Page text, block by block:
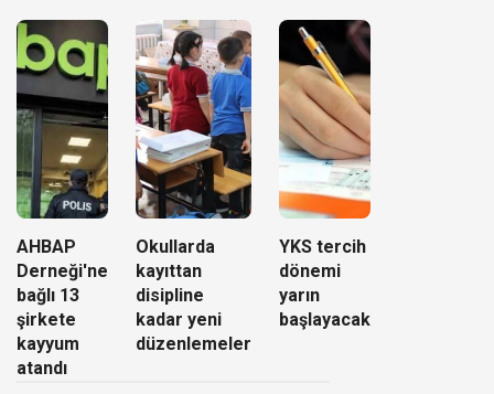
AHBAP
Derneği'ne
bağlı 13
şirkete
kayyum
atandı
Okullarda
kayıttan
disipline
kadar yeni
düzenlemeler
YKS tercih
dönemi
yarın
başlayacak